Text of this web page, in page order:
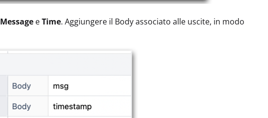
Message eTime. Aggiungere il Body associato alle uscite, in modo